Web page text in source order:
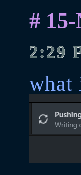
#
2:29
what